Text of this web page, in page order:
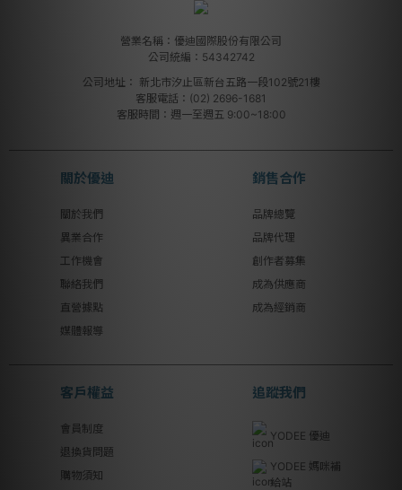
營業名稱：優迪國際股份有限公司
公司統編：54342742
公司地址： 新北市汐止區新台五路一段102號21樓
客服電話：(02) 2696-1681
客服時間：週一至週五 9:00~18:00
關於優迪
關於我們
異業合作
工作機會
聯絡我們
直營據點
媒體報導
銷售合作
品牌總覽
品牌代理
創作者募集
成為供應商
成為經銷商
客戶權益
會員制度
退換貨問題
購物須知
追蹤我們
YODEE 優迪
YODEE 媽咪補
給站